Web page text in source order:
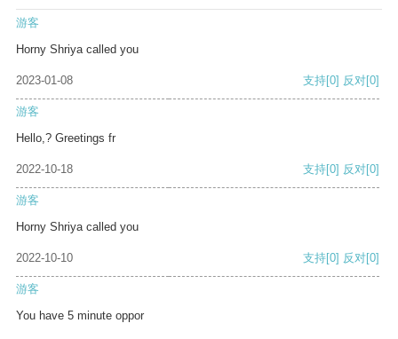
游客
Horny Shriya called you
2023-01-08 支持[0] 反对[0]
游客
Hello,? Greetings fr
2022-10-18 支持[0] 反对[0]
游客
Horny Shriya called you
2022-10-10 支持[0] 反对[0]
游客
You have 5 minute oppor